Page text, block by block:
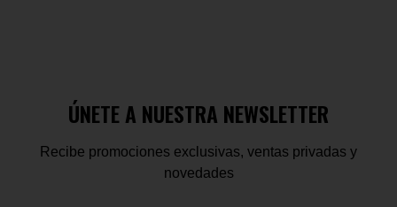
ÚNETE A NUESTRA NEWSLETTER
Recibe promociones exclusivas, ventas privadas y
novedades